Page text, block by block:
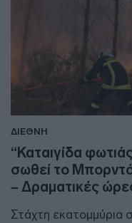
ΔΙΕΘΝΗ
“Καταιγίδα
σωθεί το
– Δραματικές
Στάχτη εκατομμύρια